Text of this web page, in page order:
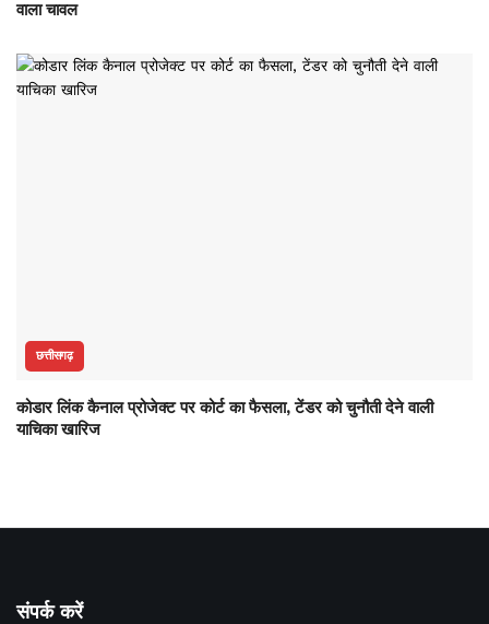
वाला चावल
छत्तीसगढ़
कोडार लिंक कैनाल प्रोजेक्ट पर कोर्ट का फैसला, टेंडर को चुनौती देने वाली
याचिका खारिज
संपर्क करें